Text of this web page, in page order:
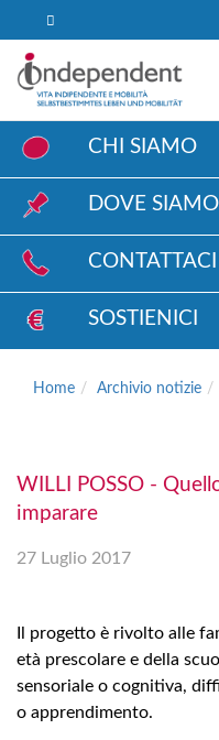
CHI SIAMO
DOVE SIAMO
CONTATTACI
SOSTIENICI
Home Archivio notizie
WILLI POSSO -
imparare
27 Luglio 2017
Il progetto è rivolto alle
età prescolare e della
sensoriale o cognitiva,
o apprendimento.